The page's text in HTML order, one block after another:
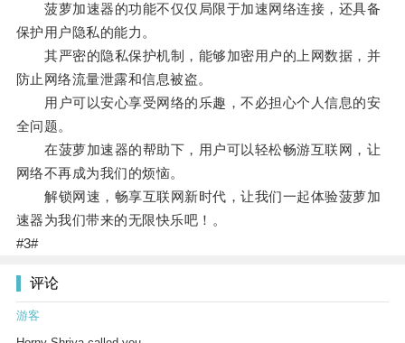
菠萝加速器的功能不仅仅局限于加速网络连接，还具备
保护用户隐私的能力。
其严密的隐私保护机制，能够加密用户的上网数据，并
防止网络流量泄露和信息被盗。
用户可以安心享受网络的乐趣，不必担心个人信息的安
全问题。
在菠萝加速器的帮助下，用户可以轻松畅游互联网，让
网络不再成为我们的烦恼。
解锁网速，畅享互联网新时代，让我们一起体验菠萝加
速器为我们带来的无限快乐吧！。
#3#
评论
游客